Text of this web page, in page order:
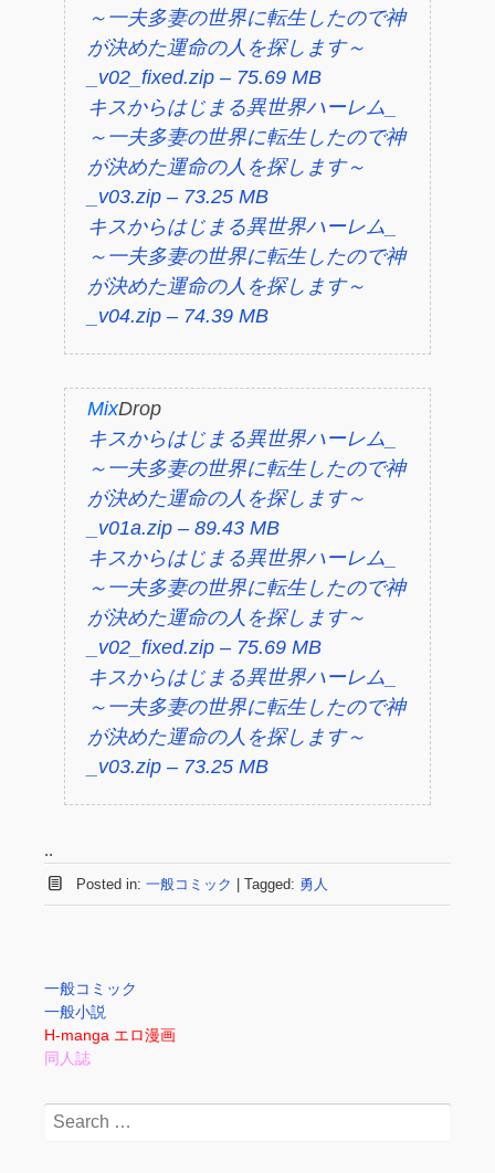
～一夫多妻の世界に転生したので神
が決めた運命の人を探します～
_v02_fixed.zip – 75.69 MB
キスからはじまる異世界ハーレム_
～一夫多妻の世界に転生したので神
が決めた運命の人を探します～
_v03.zip – 73.25 MB
キスからはじまる異世界ハーレム_
～一夫多妻の世界に転生したので神
が決めた運命の人を探します～
_v04.zip – 74.39 MB
MixDrop
キスからはじまる異世界ハーレム_
～一夫多妻の世界に転生したので神
が決めた運命の人を探します～
_v01a.zip – 89.43 MB
キスからはじまる異世界ハーレム_
～一夫多妻の世界に転生したので神
が決めた運命の人を探します～
_v02_fixed.zip – 75.69 MB
キスからはじまる異世界ハーレム_
～一夫多妻の世界に転生したので神
が決めた運命の人を探します～
_v03.zip – 73.25 MB
..
Posted in: 一般コミック | Tagged: 勇人
一般コミック
一般小説
H-manga エロ漫画
同人誌
Search